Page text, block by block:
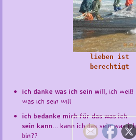
lieben ist
berechtigt
ich danke was ich sein will, ich weiß
was ich sein will
ich bedanke mich für das was ich
sein kann... kann ich das sein was ich
bin??